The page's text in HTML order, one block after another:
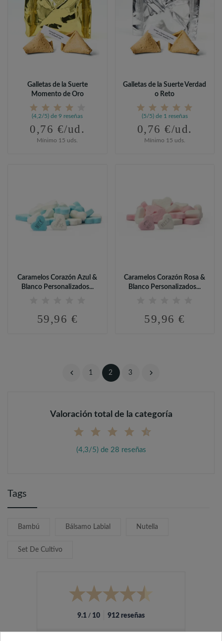
Tags
Bambú Bálsamo Labial Nutella
Set De Cultivo
9.1 / 10 912 reseñas
Galletas de la Suerte
Momento de Oro
(4,2/5) de 9 reseñas
0,76 €/ud.
Mínimo 15 uds.
Galletas de la Suerte Verdad
o Reto
(5/5) de 1 reseñas
0,76 €/ud.
Mínimo 15 uds.
Caramelos Corazón Azul &
Blanco Personalizados...
59,96 €
Caramelos Corazón Rosa &
Blanco Personalizados...
59,96 €
 1 2 3 
Valoración total de la categoría
(4,3/5) de 28 reseñas